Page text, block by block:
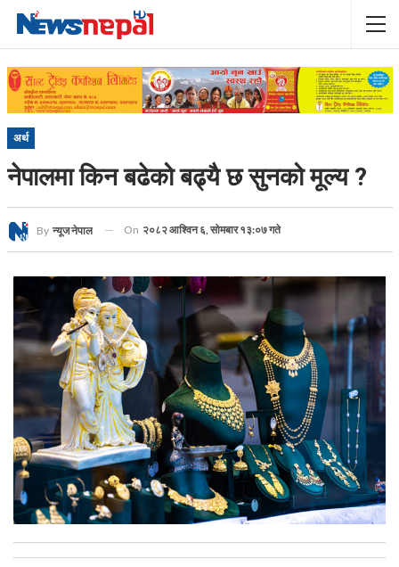
अर्थ
नेपालमा किन बढेको बढ्यै छ सुनको मूल्य ?
By न्यूज नेपाल On २०८२ आश्विन ६, सोमबार १३:०७ गते